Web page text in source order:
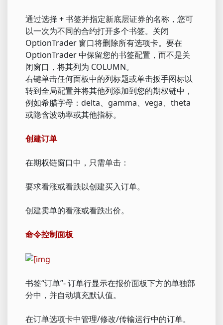
通过选择 + 书签并指定新底层证券的名称，您可
以一次为不同的合约打开多个书签。关闭
OptionTrader 窗口将删除所有选项卡。要在
OptionTrader 中保留您的书签配置，而不是关
闭窗口，将其列为 COLUMN。
右键单击任何面板中的列标题或单击扳手图标以
转到全局配置并将其他列添加到您的期权链中，
例如希腊字母：delta、gamma、vega、theta
或隐含波动率或其他指标。
创建订单
在期权链窗口中，只需单击：
要求看涨或看跌以创建买入订单。
创建卖单的看涨或看跌出价。
命令控制面板
书签“订单”- 订单行显示在报价面板下方的单独部
分中，并自动填充默认值。
在订单选项卡中管理/修改/传输运行中的订单。